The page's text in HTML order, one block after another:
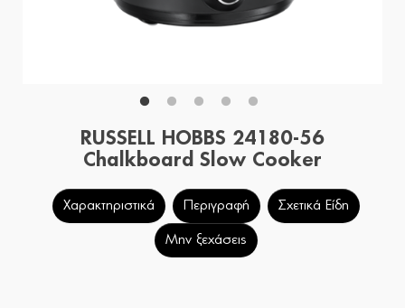
RUSSELL HOBBS 24180-56
Chalkboard Slow Cooker
Χαρακτηριστικά Περιγραφή Σχετικά Είδη
Μην ξεχάσεις